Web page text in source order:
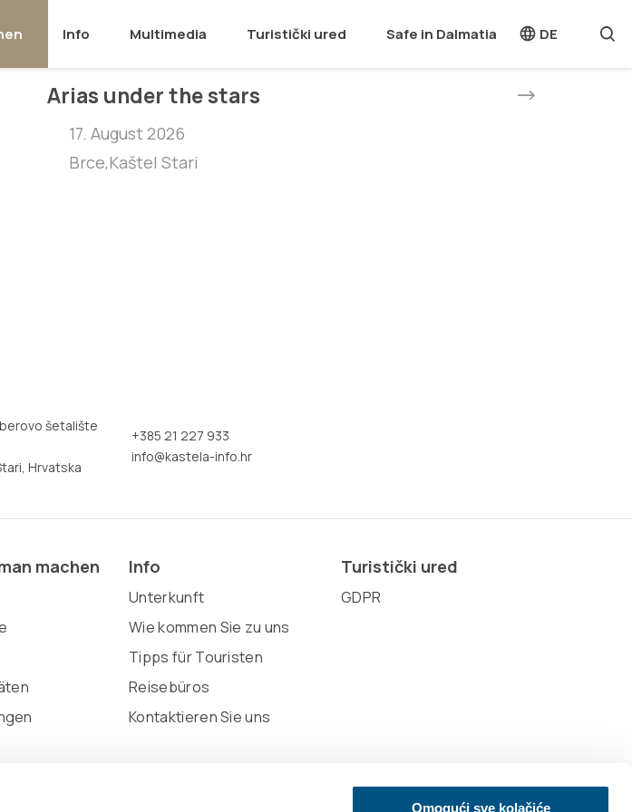
Omogući sve kolačiće
Info Multimedia Turistički ured Safe in Dalmatia DE
Arias under the stars
17. August 2026
Brce,Kaštel Stari
šetalište
Hrvatska
+385 21 227 933
info@kastela-info.hr
machen Info
Unterkunft
Wie kommen Sie zu uns
Tipps für Touristen
Reisebüros
Kontaktieren Sie uns
Turistički ured
GDPR